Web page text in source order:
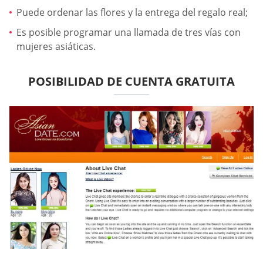
Puede ordenar las flores y la entrega del regalo real;
Es posible programar una llamada de tres vías con
mujeres asiáticas.
POSIBILIDAD DE CUENTA GRATUITA